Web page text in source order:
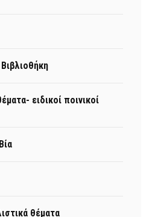
ειδικοί ποινικοί
θέματα